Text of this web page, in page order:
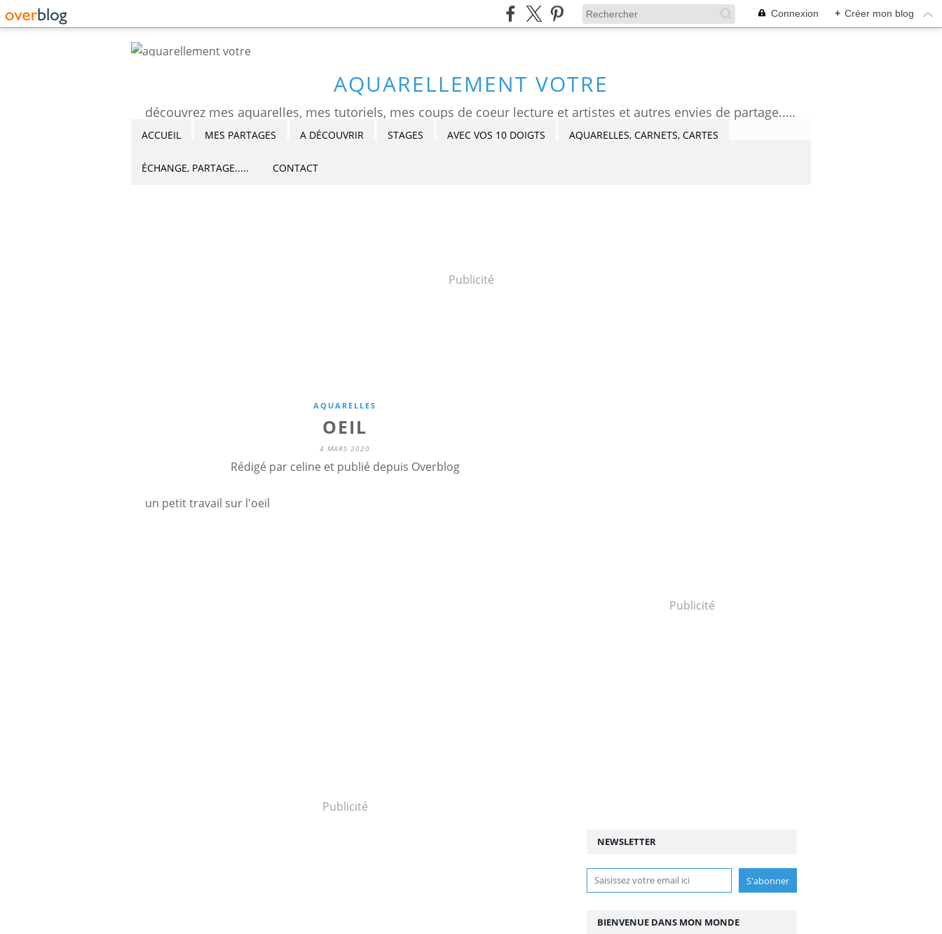
Connexion + Créer mon blog
AQUARELLEMENT VOTRE
découvrez mes aquarelles, mes tutoriels, mes coups de coeur lecture et artistes et autres envies de partage....Céline Castaingt-T.
ACCUEIL MES PARTAGES A DÉCOUVRIR STAGES AVEC VOS 10 DOIGTS AQUARELLES, CARNETS, CARTES
ÉCHANGE, PARTAGE..... CONTACT
Publicité
AQUARELLES
OEIL
4 MARS 2020
Rédigé par celine et publié depuis Overblog
un petit travail sur l'oeil
Publicité
Publicité
NEWSLETTER
BIENVENUE DANS MON MONDE